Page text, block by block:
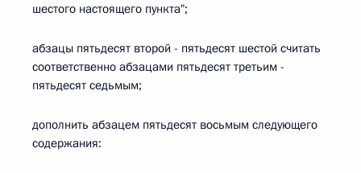
шестого настоящего пункта";
абзацы пятьдесят второй - пятьдесят шестой считать
соответственно абзацами пятьдесят третьим -
пятьдесят седьмым;
дополнить абзацем пятьдесят восьмым следующего
содержания: